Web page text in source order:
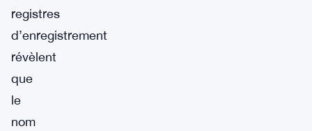
registres
d’enregistrement
révèlent
que
le
nom